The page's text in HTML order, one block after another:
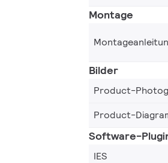
Montage
Bilder
Product-
Product-
Software-
IES